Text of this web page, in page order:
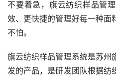
不要着急，旗云纺织样品管
效、更快捷的管理好每一种面
不怕。
旗云纺织样品管理系统是苏州
发的产品，是研发团队根据纺